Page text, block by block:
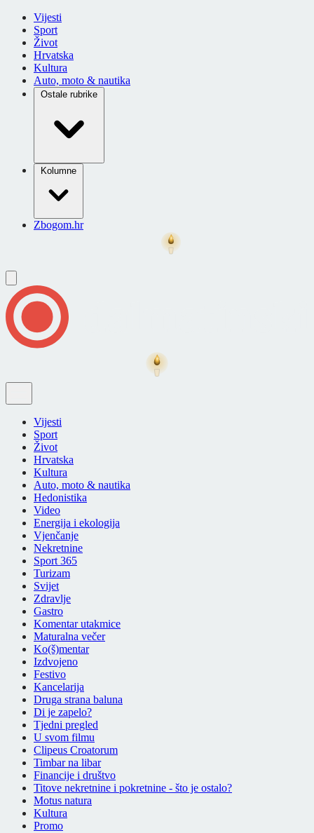
Vijesti
Sport
Život
Hrvatska
Kultura
Auto, moto & nautika
Ostale rubrike
Kolumne
Zbogom.hr
Vijesti
Sport
Život
Hrvatska
Kultura
Auto, moto & nautika
Hedonistika
Video
Energija i ekologija
Vjenčanje
Nekretnine
Sport 365
Turizam
Svijet
Zdravlje
Gastro
Komentar utakmice
Maturalna večer
Ko(š)mentar
Izdvojeno
Festivo
Kancelarija
Druga strana baluna
Di je zapelo?
Tjedni pregled
U svom filmu
Clipeus Croatorum
Timbar na libar
Financije i društvo
Titove nekretnine i pokretnine - što je ostalo?
Motus natura
Kultura
Promo